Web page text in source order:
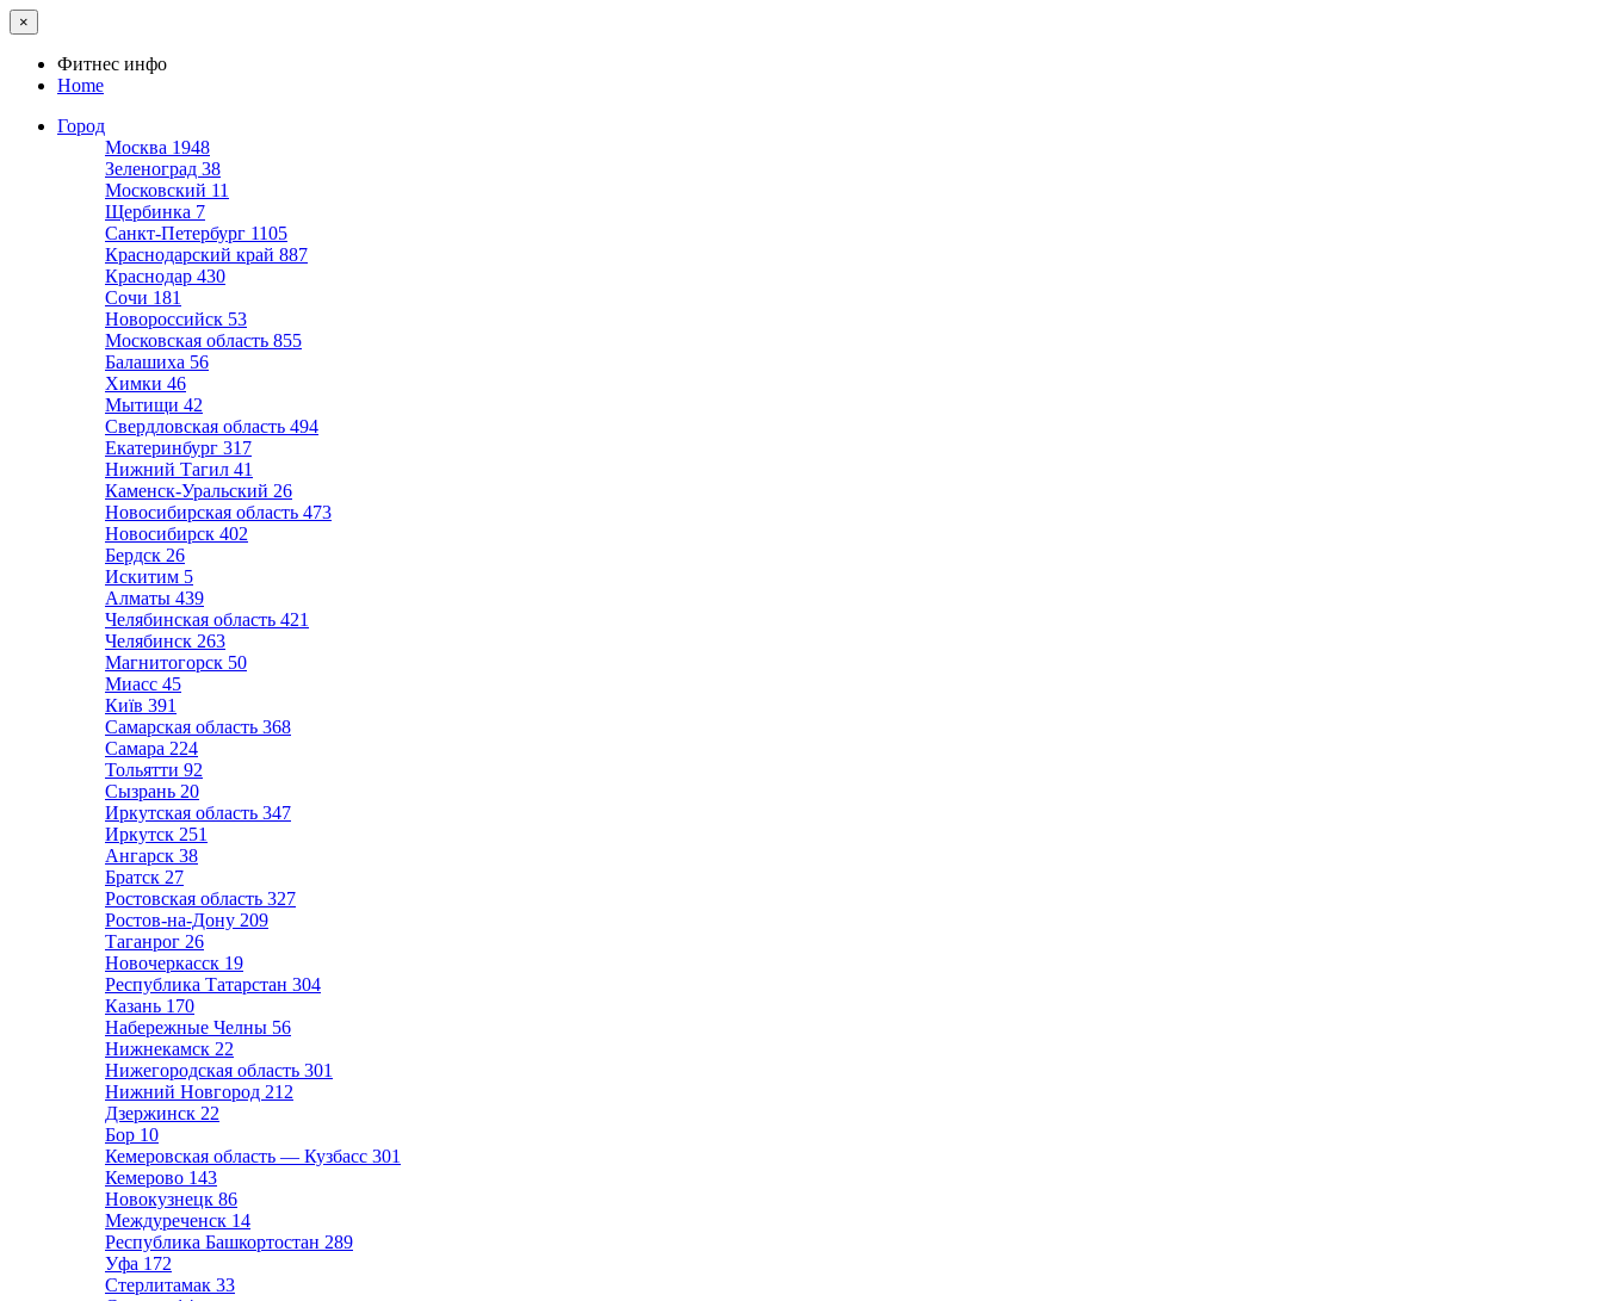
×
Фитнес инфо
Home
Город
Москва 1948
Зеленоград 38
Московский 11
Щербинка 7
Санкт-Петербург 1105
Краснодарский край 887
Краснодар 430
Сочи 181
Новороссийск 53
Московская область 855
Балашиха 56
Химки 46
Мытищи 42
Свердловская область 494
Екатеринбург 317
Нижний Тагил 41
Каменск-Уральский 26
Новосибирская область 473
Новосибирск 402
Бердск 26
Искитим 5
Алматы 439
Челябинская область 421
Челябинск 263
Магнитогорск 50
Миасс 45
Київ 391
Самарская область 368
Самара 224
Тольятти 92
Сызрань 20
Иркутская область 347
Иркутск 251
Ангарск 38
Братск 27
Ростовская область 327
Ростов-на-Дону 209
Таганрог 26
Новочеркасск 19
Республика Татарстан 304
Казань 170
Набережные Челны 56
Нижнекамск 22
Нижегородская область 301
Нижний Новгород 212
Дзержинск 22
Бор 10
Кемеровская область — Кузбасс 301
Кемерово 143
Новокузнецк 86
Междуреченск 14
Республика Башкортостан 289
Уфа 172
Стерлитамак 33